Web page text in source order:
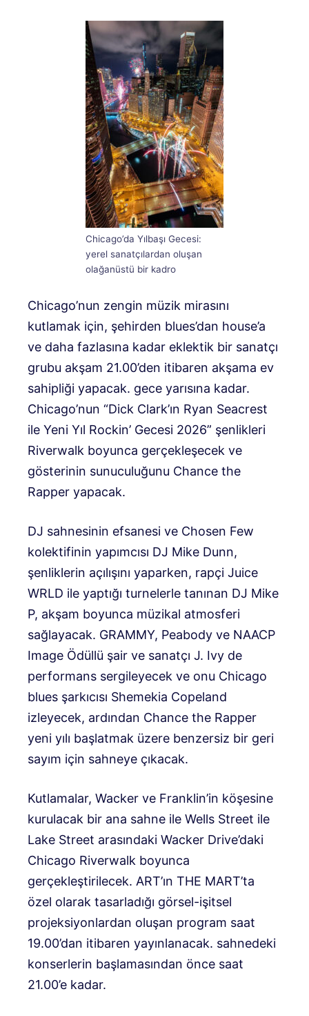
Chicago’da Yılbaşı Gecesi:
yerel sanatçılardan oluşan
olağanüstü bir kadro
Chicago’nun zengin müzik mirasını
kutlamak için, şehirden blues’dan house’a
ve daha fazlasına kadar eklektik bir sanatçı
grubu akşam 21.00’den itibaren akşama ev
sahipliği yapacak. gece yarısına kadar.
Chicago’nun “Dick Clark’ın Ryan Seacrest
ile Yeni Yıl Rockin’ Gecesi 2026” şenlikleri
Riverwalk boyunca gerçekleşecek ve
gösterinin sunuculuğunu Chance the
Rapper yapacak.
DJ sahnesinin efsanesi ve Chosen Few
kolektifinin yapımcısı DJ Mike Dunn,
şenliklerin açılışını yaparken, rapçi Juice
WRLD ile yaptığı turnelerle tanınan DJ Mike
P, akşam boyunca müzikal atmosferi
sağlayacak. GRAMMY, Peabody ve NAACP
Image Ödüllü şair ve sanatçı J. Ivy de
performans sergileyecek ve onu Chicago
blues şarkıcısı Shemekia Copeland
izleyecek, ardından Chance the Rapper
yeni yılı başlatmak üzere benzersiz bir geri
sayım için sahneye çıkacak.
Kutlamalar, Wacker ve Franklin’in köşesine
kurulacak bir ana sahne ile Wells Street ile
Lake Street arasındaki Wacker Drive’daki
Chicago Riverwalk boyunca
gerçekleştirilecek. ART’ın THE MART’ta
özel olarak tasarladığı görsel-işitsel
projeksiyonlardan oluşan program saat
19.00’dan itibaren yayınlanacak. sahnedeki
konserlerin başlamasından önce saat
21.00’e kadar.